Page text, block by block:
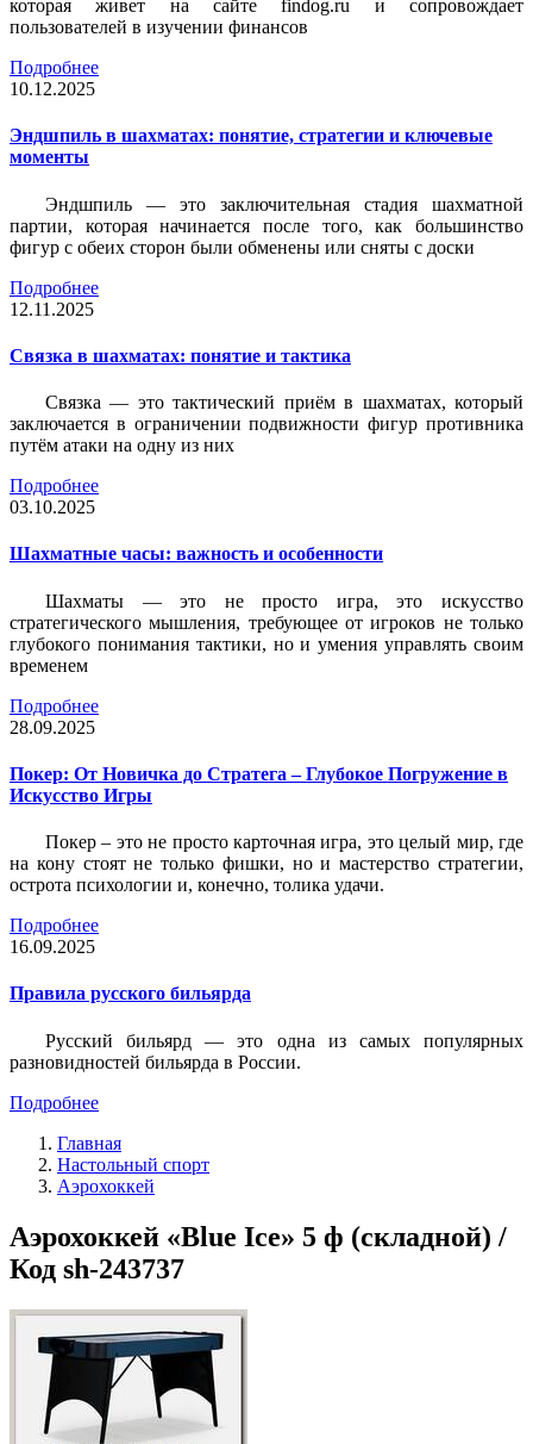
которая живет на сайте findog.ru и сопровождает
пользователей в изучении финансов
Подробнее
10.12.2025
Эндшпиль в шахматах: понятие, стратегии и ключевые
моменты
Эндшпиль — это заключительная стадия шахматной
партии, которая начинается после того, как большинство
фигур с обеих сторон были обменены или сняты с доски
Подробнее
12.11.2025
Связка в шахматах: понятие и тактика
Связка — это тактический приём в шахматах, который
заключается в ограничении подвижности фигур противника
путём атаки на одну из них
Подробнее
03.10.2025
Шахматные часы: важность и особенности
Шахматы — это не просто игра, это искусство
стратегического мышления, требующее от игроков не только
глубокого понимания тактики, но и умения управлять своим
временем
Подробнее
28.09.2025
Покер: От Новичка до Стратега – Глубокое Погружение в
Искусство Игры
Покер – это не просто карточная игра, это целый мир, где
на кону стоят не только фишки, но и мастерство стратегии,
острота психологии и, конечно, толика удачи.
Подробнее
16.09.2025
Правила русского бильярда
Русский бильярд — это одна из самых популярных
разновидностей бильярда в России.
Подробнее
Главная
Настольный спорт
Аэрохоккей
Аэрохоккей «Blue Ice» 5 ф (складной) /
Код sh-243737